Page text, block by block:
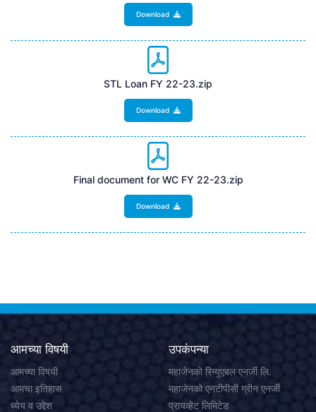
Download
STL Loan FY 22-23.zip
Download
Final document for WC FY 22-23.zip
Download
आमच्या विषयी
आमच्या विषयी
आमचा इतिहास
ध्येय व उद्देश
उपकंपन्या
महाजेनको रिन्युएबल एनर्जी लि.
महाजेनको एनटीपीसी ग्रीन एनर्जी
प्रायव्हेट लिमिटेड